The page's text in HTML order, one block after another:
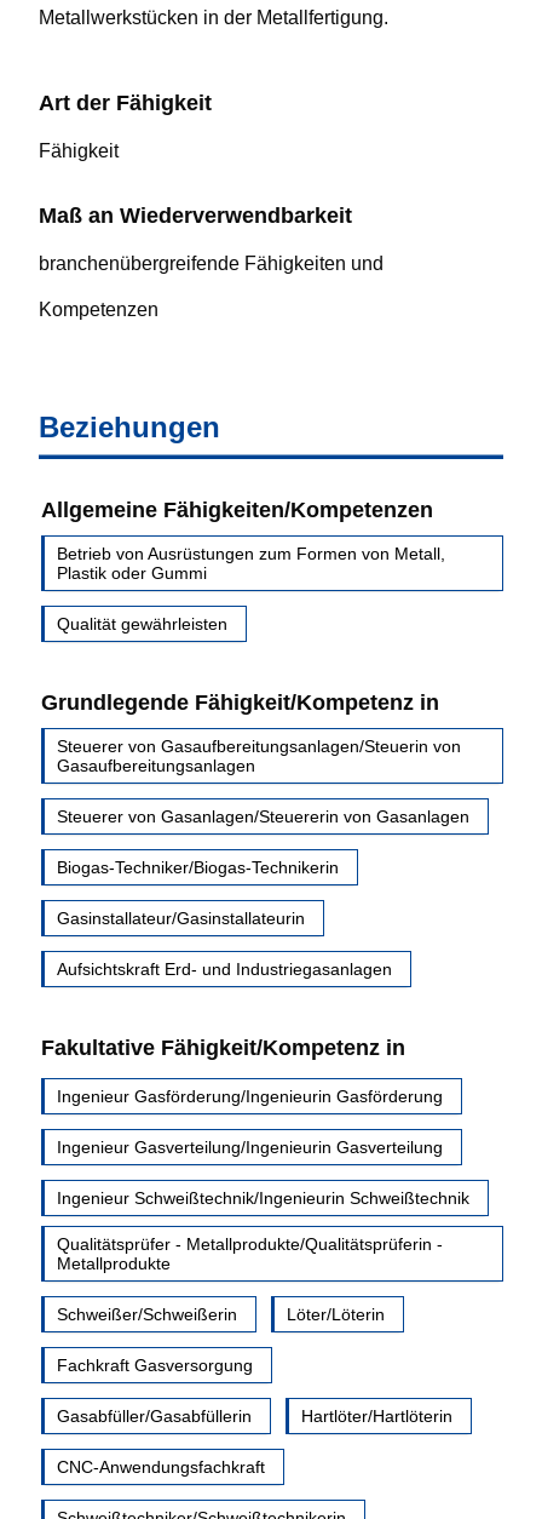
Metallwerkstücken in der Metallfertigung.
Art der Fähigkeit
Fähigkeit
Maß an Wiederverwendbarkeit
branchenübergreifende Fähigkeiten und
Kompetenzen
Beziehungen
Allgemeine Fähigkeiten/Kompetenzen
Betrieb von Ausrüstungen zum Formen von Metall,
Plastik oder Gummi
Qualität gewährleisten
Grundlegende Fähigkeit/Kompetenz in
Steuerer von Gasaufbereitungsanlagen/Steuerin von
Gasaufbereitungsanlagen
Steuerer von Gasanlagen/Steuererin von Gasanlagen
Biogas-Techniker/Biogas-Technikerin
Gasinstallateur/Gasinstallateurin
Aufsichtskraft Erd- und Industriegasanlagen
Fakultative Fähigkeit/Kompetenz in
Ingenieur Gasförderung/Ingenieurin Gasförderung
Ingenieur Gasverteilung/Ingenieurin Gasverteilung
Ingenieur Schweißtechnik/Ingenieurin Schweißtechnik
Qualitätsprüfer - Metallprodukte/Qualitätsprüferin -
Metallprodukte
Schweißer/Schweißerin Löter/Löterin
Fachkraft Gasversorgung
Gasabfüller/Gasabfüllerin Hartlöter/Hartlöterin
CNC-Anwendungsfachkraft